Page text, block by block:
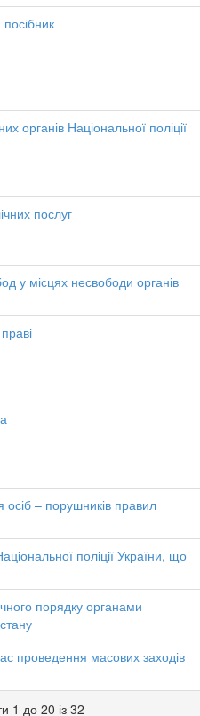
органів Національної поліції
послуг
у місцях несвободи органів
– порушників правил
поліції України, що
порядку органами
проведення масових заходів
1 до 20 із 32